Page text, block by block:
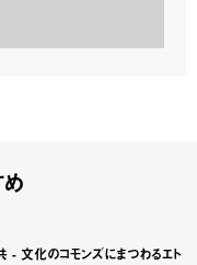
め
- 文化のコモンズにまつわるエト
文化のコモンズにまつ